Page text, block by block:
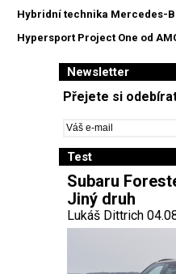
Hybridní technika Mercedes-
Hypersport Project One od
Newsletter
Přejete si
Test
Subaru
Jiný druh
Lukáš Dittrich